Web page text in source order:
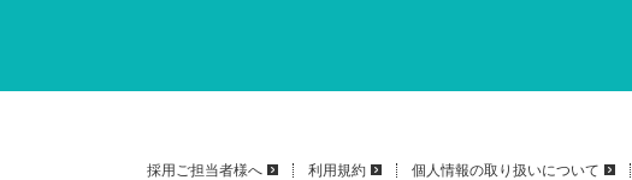
採用ご担当者様へ 利用規約 個人情報の取り扱いについて